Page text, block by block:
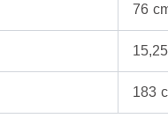
76
183